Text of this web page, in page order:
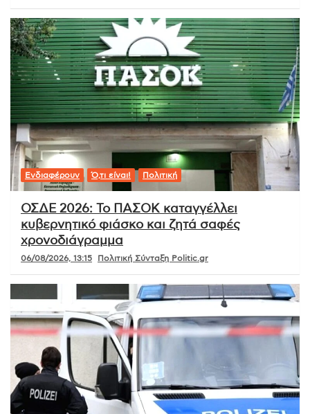
Ενδιαφέρουν Ό,τι είναι! Πολιτική
ΟΣΔΕ 2026: Το ΠΑΣΟΚ καταγγέλλει
κυβερνητικό φιάσκο και ζητά σαφές
χρονοδιάγραμμα
06/08/2026, 13:15 Πολιτική Σύνταξη Politic.gr